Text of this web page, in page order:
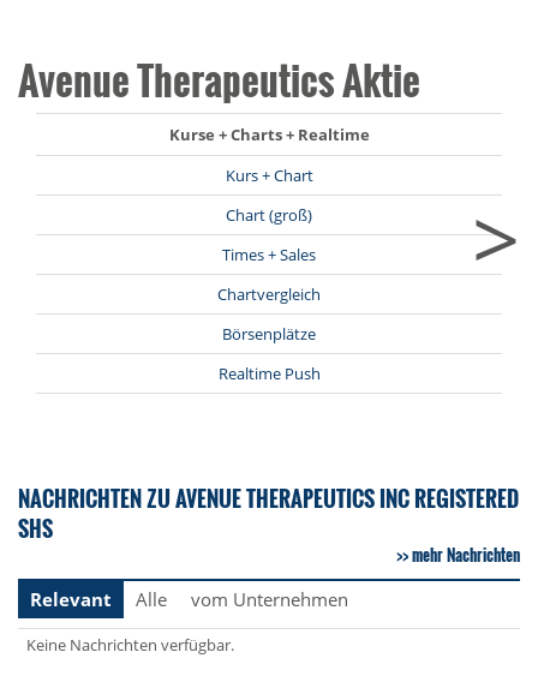
Avenue Therapeutics Aktie
Kurse + Charts + Realtime
Kurs + Chart
Chart (groß)
Times + Sales
Chartvergleich
Börsenplätze
Realtime Push
>
NACHRICHTEN ZU AVENUE THERAPEUTICS INC REGISTERED
SHS
mehr Nachrichten
Relevant
Alle vom Unternehmen
Keine Nachrichten verfügbar.